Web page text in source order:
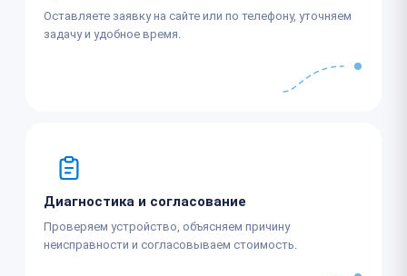
Оставляете заявку на сайте или по телефону, уточняем
задачу и удобное время.
Диагностика и согласование
Проверяем устройство, объясняем причину
неисправности и согласовываем стоимость.